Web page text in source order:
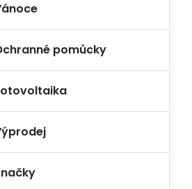
pomůcky